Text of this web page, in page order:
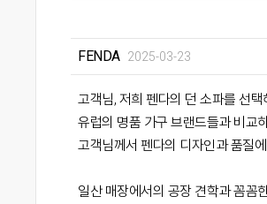
FENDA 2025-03-23
고객님, 저희 펜다의 던 소파를 선
유럽의 명품 가구 브랜드들과 비교
고객님께서 펜다의 디자인과 품질
일산 매장에서의 공장 견학과 꼼꼼